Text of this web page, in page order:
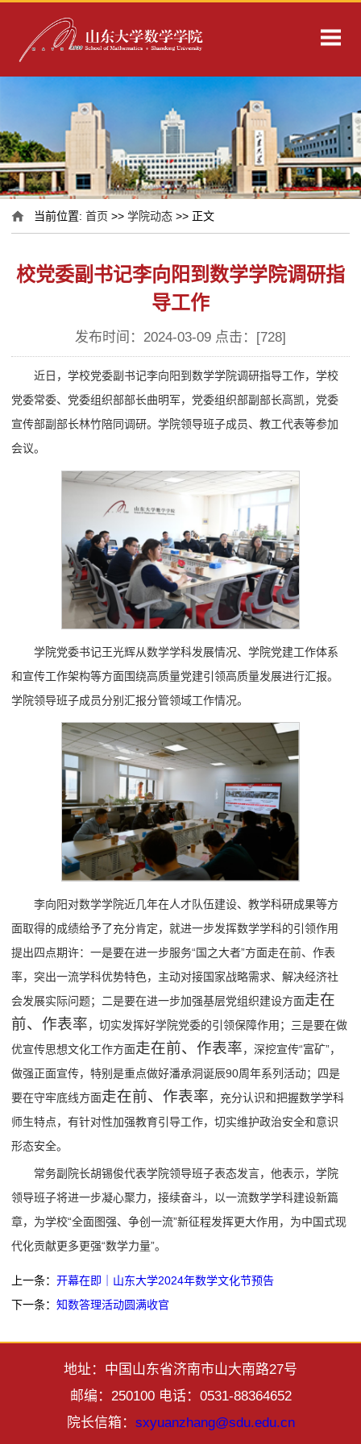
当前位置:首页 >>学院动态 >> 正文
校党委副书记李向阳到数学学院调研指
导工作
发布时间：2024-03-09 点击：[728]
近日，学校党委副书记李向阳到数学学院调研指导工作，学校
党委常委、党委组织部部长曲明军，党委组织部副部长高凯，党委
宣传部副部长林竹陪同调研。学院领导班子成员、教工代表等参加
会议。
学院党委书记王光辉从数学学科发展情况、学院党建工作体系
和宣传工作架构等方面围绕高质量党建引领高质量发展进行汇报。
学院领导班子成员分别汇报分管领域工作情况。
李向阳对数学学院近几年在人才队伍建设、教学科研成果等方
面取得的成绩给予了充分肯定，就进一步发挥数学学科的引领作用
提出四点期许：一是要在进一步服务“国之大者”方面走在前、作表
率，突出一流学科优势特色，主动对接国家战略需求、解决经济社
会发展实际问题；二是要在进一步加强基层党组织建设方面走在
前、作表率，切实发挥好学院党委的引领保障作用；三是要在做
优宣传思想文化工作方面走在前、作表率，深挖宣传“富矿”，
做强正面宣传，特别是重点做好潘承洞诞辰90周年系列活动；四是
要在守牢底线方面走在前、作表率，充分认识和把握数学学科
师生特点，有针对性加强教育引导工作，切实维护政治安全和意识
形态安全。
常务副院长胡锡俊代表学院领导班子表态发言，他表示，学院
领导班子将进一步凝心聚力，接续奋斗，以一流数学学科建设新篇
章，为学校“全面图强、争创一流”新征程发挥更大作用，为中国式现
代化贡献更多更强“数学力量”。
上一条：开幕在即｜山东大学2024年数学文化节预告
下一条：知数答理活动圆满收官
地址：中国山东省济南市山大南路27号
邮编：250100 电话：0531-88364652
院长信箱： sxyuanzhang@sdu.edu.cn